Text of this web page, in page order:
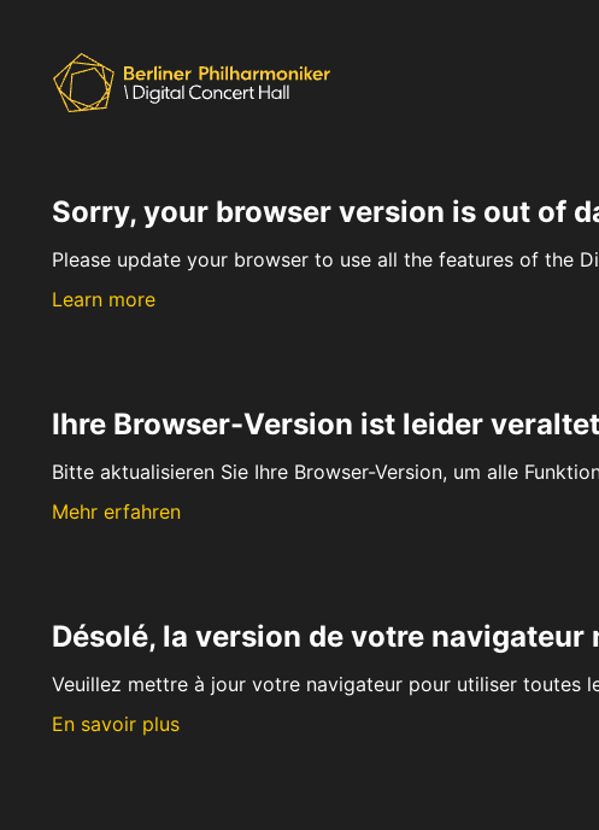
Sorry, your browser version is out of
Please update your browser to use all the features of the
Learn more
Ihre Browser-Version ist leider veraltet
Bitte aktualisieren Sie Ihre Browser-Version, um alle
Mehr erfahren
Désolé, la version de votre navigateur
Veuillez mettre à jour votre navigateur pour utiliser toutes
En savoir plus